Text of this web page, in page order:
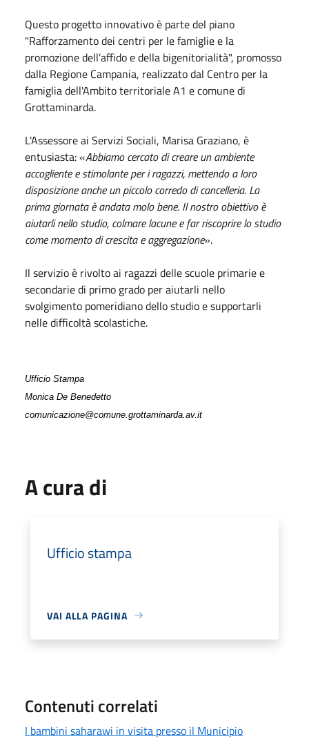
Questo progetto innovativo è parte del piano
"Rafforzamento dei centri per le famiglie e la
promozione dell’affido e della bigenitorialità", promosso
dalla Regione Campania, realizzato dal Centro per la
famiglia dell'Ambito territoriale A1 e comune di
Grottaminarda.
L'Assessore ai Servizi Sociali, Marisa Graziano, è
entusiasta: «Abbiamo cercato di creare un ambiente
accogliente e stimolante per i ragazzi, mettendo a loro
disposizione anche un piccolo corredo di cancelleria. La
prima giornata è andata molo bene. Il nostro obiettivo è
aiutarli nello studio, colmare lacune e far riscoprire lo studio
come momento di crescita e aggregazione».
Il servizio è rivolto ai ragazzi delle scuole primarie e
secondarie di primo grado per aiutarli nello
svolgimento pomeridiano dello studio e supportarli
nelle difficoltà scolastiche.
Ufficio Stampa
Monica De Benedetto
comunicazione@comune.grottaminarda.av.it
A cura di
Ufficio stampa
VAI ALLA PAGINA
Contenuti correlati
I bambini saharawi in visita presso il Municipio